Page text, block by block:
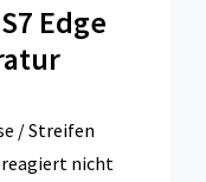
Edge
/ Streifen
reagiert nicht